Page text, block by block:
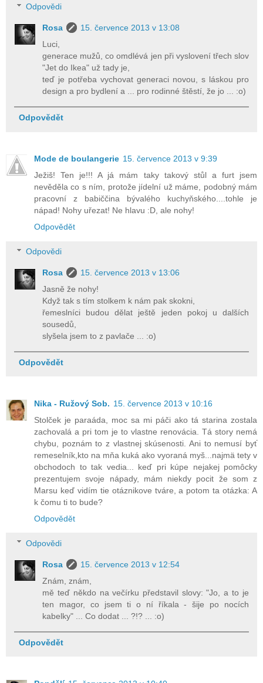
Odpovědi
Rosa
15. července 2013 v 13:08
Luci,
generace mužů, co omdlévá jen při vyslovení třech slov
"Jet do Ikea" už tady je,
teď je potřeba vychovat generaci novou, s láskou pro
design a pro bydlení a ... pro rodinné štěstí, že jo ... :o)
Odpovědět
Mode de boulangerie 15. července 2013 v 9:39
Ježiš! Ten je!!! A já mám taky takový stůl a furt jsem
nevěděla co s ním, protože jídelní už máme, podobný mám
pracovní z babiččina bývalého kuchyňského....tohle je
nápad! Nohy uřezat! Ne hlavu :D, ale nohy!
Odpovědět
Odpovědi
Rosa
15. července 2013 v 13:06
Jasně že nohy!
Když tak s tím stolkem k nám pak skokni,
řemeslníci budou dělat ještě jeden pokoj u dalších
sousedů,
slyšela jsem to z pavlače ... :o)
Odpovědět
Nika - Ružový Sob. 15. července 2013 v 10:16
Stolček je paraáda, moc sa mi páči ako tá starina zostala
zachovalá a pri tom je to vlastne renovácia. Tá story nemá
chybu, poznám to z vlastnej skúsenosti. Ani to nemusí byť
remeselník,kto na mňa kuká ako vyoraná myš...najmä tety v
obchodoch to tak vedia... keď pri kúpe nejakej pomôcky
prezentujem svoje nápady, mám niekdy pocit že som z
Marsu keď vidím tie otáznikove tváre, a potom ta otázka: A
k čomu ti to bude?
Odpovědět
Odpovědi
Rosa
15. července 2013 v 12:54
Znám, znám,
mě teď někdo na večírku představil slovy: "Jo, a to je
ten magor, co jsem ti o ní říkala - šije po nocích
kabelky" ... Co dodat ... ?!? ... :o)
Odpovědět